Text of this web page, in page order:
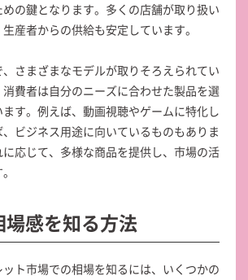
の鍵となります。多くの店舗が取り扱い
産者からの供給も安定しています。
さまざまなモデルが取りそろえられてい
費者は自分のニーズに合わせた製品を選
す。例えば、動画視聴やゲームに特化し
ビジネス用途に向いているものもありま
応じて、多様な商品を提供し、市場の活
感を知る方法
ト市場での相場を知るには、いくつかの